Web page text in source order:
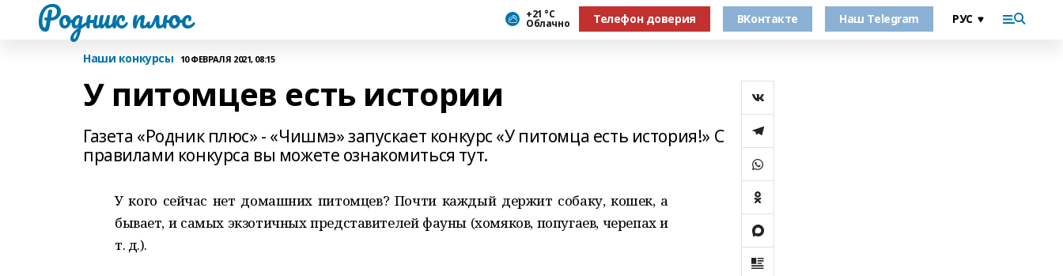
Родник плюс +21 °С
Облачно Телефон доверия ВКонтакте Наш Telegram
Наши конкурсы 10 ФЕВРАЛЯ 2021, 08:15
У питомцев есть истории
Газета «Родник плюс» - «Чишмэ» запускает конкурс «У питомца есть история!» С
правилами конкурса вы можете ознакомиться тут.
У кого сейчас нет домашних питомцев? Почти каждый держит собаку, кошек, а
бывает, и самых экзотичных представителей фауны (хомяков, попугаев, черепах и
т. д.).